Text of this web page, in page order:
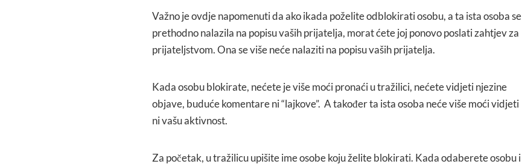
Važno je ovdje napomenuti da ako ikada poželite odblokirati osobu, a ta ista osoba se
prethodno nalazila na popisu vaših prijatelja, morat ćete joj ponovo poslati zahtjev za
prijateljstvom. Ona se više neće nalaziti na popisu vaših prijatelja.
Kada osobu blokirate, nećete je više moći pronaći u tražilici, nećete vidjeti njezine
objave, buduće komentare ni “lajkove”. A također ta ista osoba neće više moći vidjeti
ni vašu aktivnost.
Za početak, u tražilicu upišite ime osobe koju želite blokirati. Kada odaberete osobu i